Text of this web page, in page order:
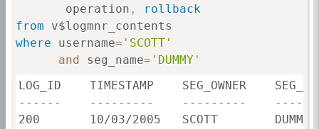
       operation
,
rollback
from
where username= 'SCOTT'
and
seg_name= 'DUMMY'
LOG_ID    TIMESTAMP    SEG_OWNER
------    ---------    ---------
200       10/03/2005   SCOTT